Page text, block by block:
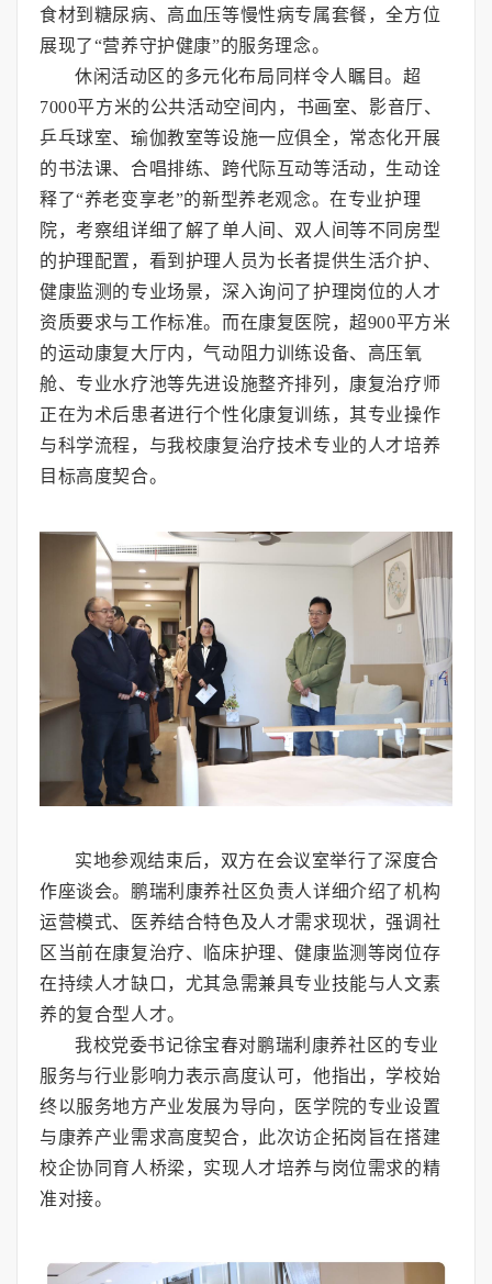
食材到糖尿病、高血压等慢性病专属套餐，全方位
展现了“营养守护健康”的服务理念。
休闲活动区的多元化布局同样令人瞩目。超
7000平方米的公共活动空间内，书画室、影音厅、
乒乓球室、瑜伽教室等设施一应俱全，常态化开展
的书法课、合唱排练、跨代际互动等活动，生动诠
释了“养老变享老”的新型养老观念。在专业护理
院，考察组详细了解了单人间、双人间等不同房型
的护理配置，看到护理人员为长者提供生活介护、
健康监测的专业场景，深入询问了护理岗位的人才
资质要求与工作标准。而在康复医院，超900平方米
的运动康复大厅内，气动阻力训练设备、高压氧
舱、专业水疗池等先进设施整齐排列，康复治疗师
正在为术后患者进行个性化康复训练，其专业操作
与科学流程，与我校康复治疗技术专业的人才培养
目标高度契合。
实地参观结束后，双方在会议室举行了深度合
作座谈会。鹏瑞利康养社区负责人详细介绍了机构
运营模式、医养结合特色及人才需求现状，强调社
区当前在康复治疗、临床护理、健康监测等岗位存
在持续人才缺口，尤其急需兼具专业技能与人文素
养的复合型人才。
我校党委书记徐宝春对鹏瑞利康养社区的专业
服务与行业影响力表示高度认可，他指出，学校始
终以服务地方产业发展为导向，医学院的专业设置
与康养产业需求高度契合，此次访企拓岗旨在搭建
校企协同育人桥梁，实现人才培养与岗位需求的精
准对接。